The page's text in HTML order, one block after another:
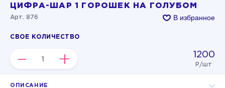
ЦИФРА-ШАР 1 ГОРОШЕК НА ГОЛУБОМ
Арт. 876 В избранное
СВОЕ КОЛИЧЕСТВО
– + 1200
Р/шт
ОПИСАНИЕ